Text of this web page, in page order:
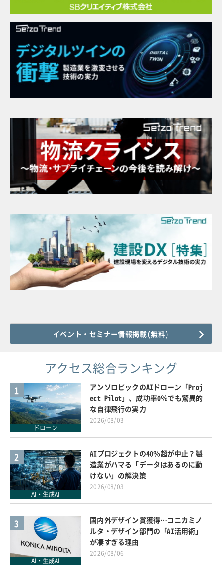
イベント・セミナー情報掲載(無料)
アクセス総合ランキング
1
ドローン
アンソロピックのAIドローン「Proj
ect Pilot」、成功率0％でも驚異的
な自律飛行の実力
2026/08/03
2
AI・生成AI
AIプロジェクトの40％超が中止？製
造業がハマる「データはあるのに動
けない」の解決策
2026/08/03
3
AI・生成AI
国内外デザイン賞獲得…コニカミノ
ルタ・デザイン部門の「AI活用術」
が凄すぎる理由
2026/08/06